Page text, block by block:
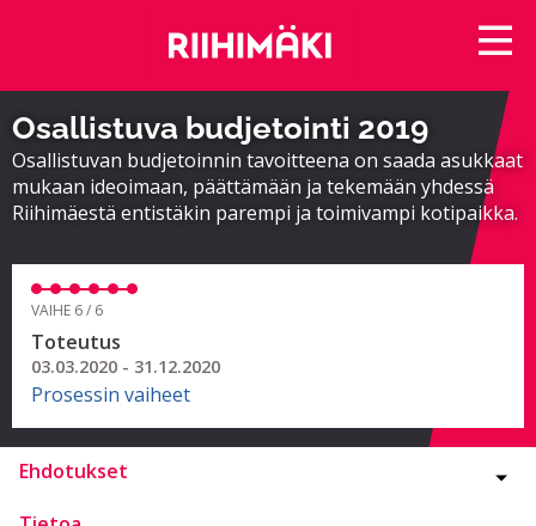
Osallistuva budjetointi 2019
Osallistuvan budjetoinnin tavoitteena on saada asukkaat
mukaan ideoimaan, päättämään ja tekemään yhdessä
Riihimäestä entistäkin parempi ja toimivampi kotipaikka.
VAIHE 6 / 6
Toteutus
03.03.2020 - 31.12.2020
Prosessin vaiheet
Ehdotukset